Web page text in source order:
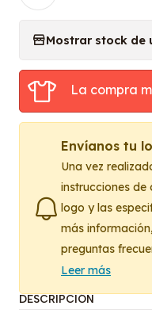
Mostrar stock de
La compra
Envíanos tu
Una vez
instrucciones de
logo y las
más
preguntas
Leer más
DESCRIPCIÓN